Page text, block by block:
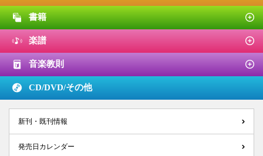
書籍
楽譜
音楽教則
CD/DVD/その他
新刊・既刊情報
発売日カレンダー